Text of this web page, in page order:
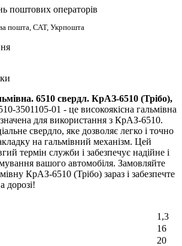
поштових операторів
пошта, САТ, Укрпошта
6510 свердл. КрАЗ-6510 (Трібо),
3501105-01 - це високоякісна гальмівна
для використання з КрАЗ-6510.
свердло, яке дозволяє легко і точно
на гальмівний механізм. Цей
термін служби і забезпечує надійне і
вашого автомобіля. Замовляйте
КрАЗ-6510 (Трібо) зараз і забезпечте
дорозі!
1,3
16
20